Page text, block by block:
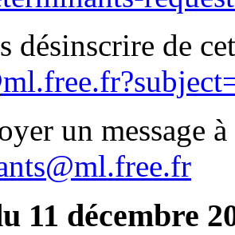
désinscrire de
un message
11 décembre